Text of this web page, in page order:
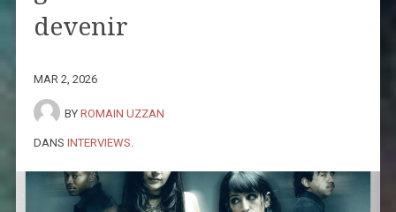
devenir
MAR 2, 2026
BY ROMAIN UZZAN
DANS INTERVIEWS